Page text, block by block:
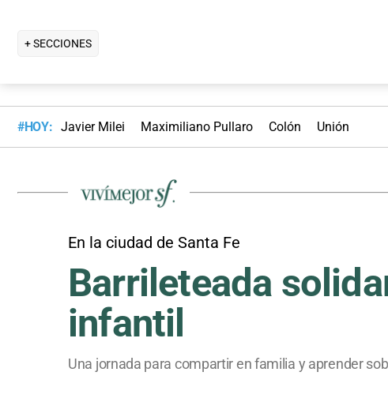
+ SECCIONES
#HOY: Javier Milei Maximiliano Pullaro Colón Unión
En la ciudad de Santa Fe
Barrileteada
infantil
Una jornada para compartir en familia y aprender